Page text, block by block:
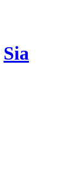
Sia